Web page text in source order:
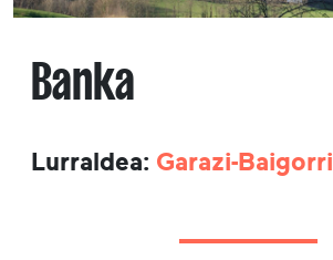
Banka
Lurraldea: Garazi-Baigorri